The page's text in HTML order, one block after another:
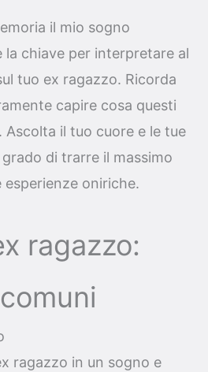
il mio sogno
la chiave per interpretare al
tuo ex ragazzo. Ricorda
capire cosa questi
il tuo cuore e le tue
di trarre il massimo
oniriche.
ragazzo:
ragazzo in un sogno e